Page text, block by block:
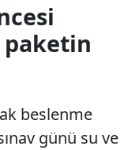
paketin
beslenme
günü su ve